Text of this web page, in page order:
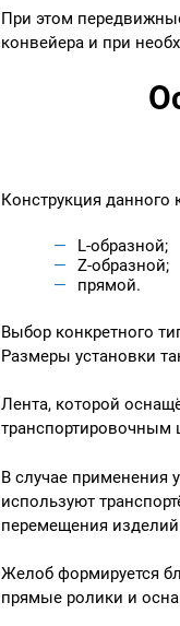
При этом
конвейера и при
Конструкция
L-образной;
Z-образной;
прямой.
Выбор конкретного
Размеры установки
Лента, которой
транспортировочным
В случае применения
используют
перемещения
Желоб формируется
прямые ролики и